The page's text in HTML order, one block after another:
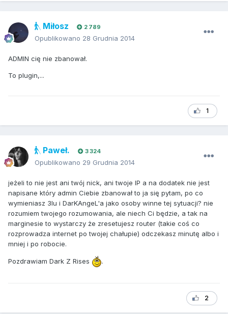
Miłosz 2 789
Opublikowano 28 Grudnia 2014
ADMIN cię nie zbanował.
To plugin,...
1
Paweł. 3 324
Opublikowano 29 Grudnia 2014
jeżeli to nie jest ani twój nick, ani twoje IP a na dodatek nie jest
napisane który admin Ciebie zbanował to ja się pytam, po co
wymieniasz 3lu i DarKAngeL'a jako osoby winne tej sytuacji? nie
rozumiem twojego rozumowania, ale niech Ci będzie, a tak na
marginesie to wystarczy że zresetujesz router (takie coś co
rozprowadza internet po twojej chałupie) odczekasz minutę albo i
mniej i po robocie.
Pozdrawiam Dark Z Rises .
2